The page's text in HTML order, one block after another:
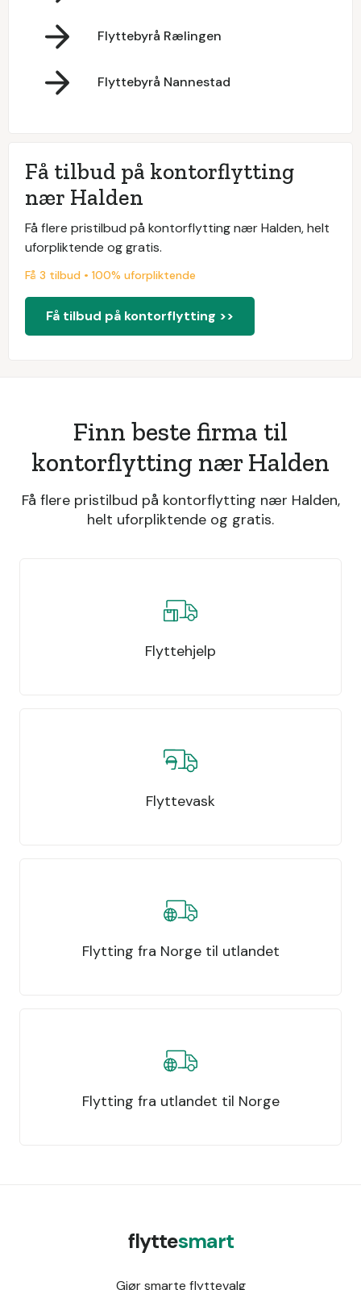
Flyttebyrå Rælingen
Flyttebyrå Nannestad
Få tilbud på kontorflytting
nær Halden
Få flere pristilbud på kontorflytting nær Halden, helt
uforpliktende og gratis.
Få 3 tilbud • 100% uforpliktende
Få tilbud på kontorflytting >>
Finn beste firma til
kontorflytting nær Halden
Få flere pristilbud på kontorflytting nær Halden,
helt uforpliktende og gratis.
Flyttehjelp
Flyttevask
Flytting fra Norge til utlandet
Flytting fra utlandet til Norge
flyttesmart
Gjør smarte flyttevalg